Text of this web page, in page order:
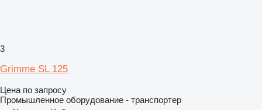
3
Grimme SL 125
Цена по запросу
Промышленное оборудование - транспортер